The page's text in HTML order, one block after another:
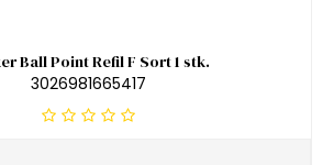
Ball Point Refil F Sort 1 stk.
3026981665417